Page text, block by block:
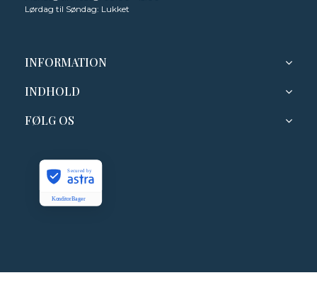
Lørdag til Søndag: Lukket
INFORMATION
INDHOLD
FØLG OS
KonditorBager
Secured by